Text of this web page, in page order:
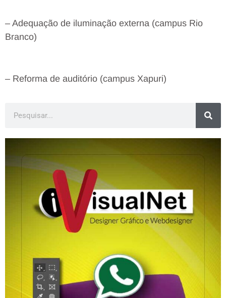
– Adequação de iluminação externa (campus Rio
Branco)
– Reforma de auditório (campus Xapuri)